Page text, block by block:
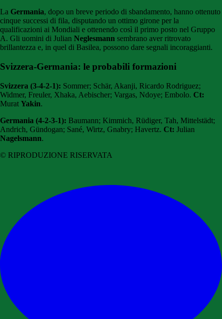
La Germania, dopo un breve periodo di sbandamento, hanno ottenuto
cinque successi di fila, disputando un ottimo girone per la
qualificazioni ai Mondiali e ottenendo così il primo posto nel Gruppo
A. Gli uomini di Julian Neglesmann sembrano aver ritrovato
brillantezza e, in quel di Basilea, possono dare segnali incoraggianti.
Svizzera-Germania: le probabili formazioni
Svizzera (3-4-2-1): Sommer; Schär, Akanji, Ricardo Rodriguez;
Widmer, Freuler, Xhaka, Aebischer; Vargas, Ndoye; Embolo. Ct:
Murat Yakin.
Germania (4-2-3-1): Baumann; Kimmich, Rüdiger, Tah, Mittelstädt;
Andrich, Gündogan; Sané, Wirtz, Gnabry; Havertz. Ct: Julian
Nagelsmann.
© RIPRODUZIONE RISERVATA